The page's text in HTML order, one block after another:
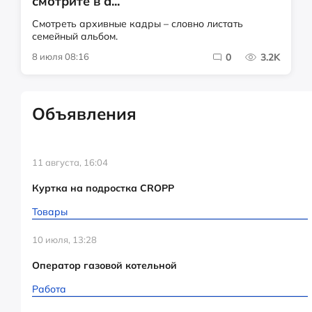
Смотреть архивные кадры – словно листать
семейный альбом.
8 июля 08:16 0 3.2K
Объявления
11 августа, 16:04
Куртка на подростка CROPP
Товары
10 июля, 13:28
Оператор газовой котельной
Работа